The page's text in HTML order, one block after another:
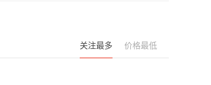
关注最多 价格最低